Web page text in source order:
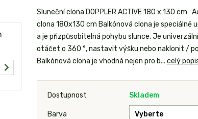
Sluneční clona DOPPLER ACTIVE 180 x 130 cm
clona 180x130 cm Balkónová clona je speciálně
a je přizpůsobitelná pohybu slunce. Je
otáčet o 360 °, nastavit výšku nebo naklonit /
Balkónová clona je vhodná nejen pro b... celý
Dostupnost Skladem
Barva